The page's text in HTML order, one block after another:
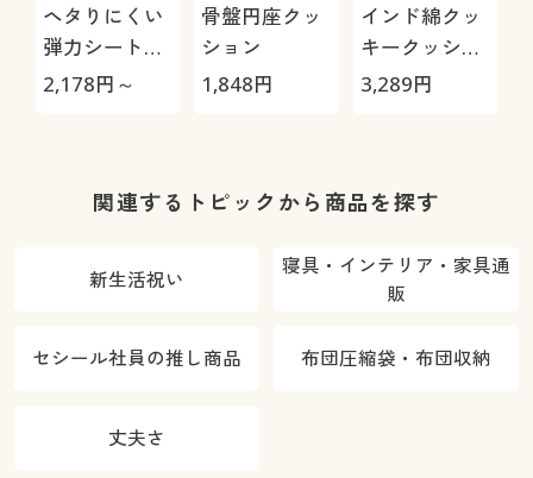
ヘタりにくい
弾力シートク
ッション
2,178円～
骨盤円座クッ
ション
1,848円
インド綿クッ
キークッショ
ン
3,289円
関連するトピックから商品を探す
新生活祝い
寝具・インテリア・家具通
販
セシール社員の推し商品 布団圧縮袋・布団収納
丈夫さ